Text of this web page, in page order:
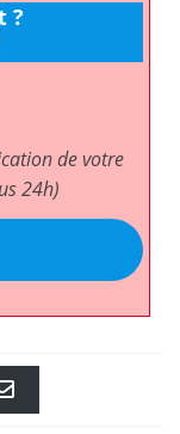
?
de votre
24h)